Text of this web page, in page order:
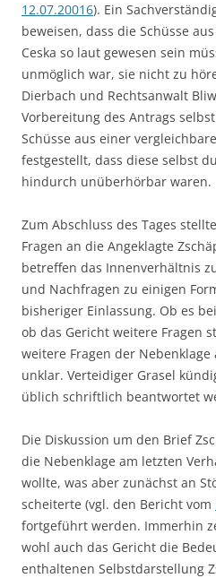
12.07.20016). Ein
beweisen, dass die Schüsse
Ceska so laut gewesen sein
unmöglich war, sie nicht zu
Dierbach und Rechtsanwalt
Vorbereitung des Antrags
Schüsse aus einer
festgestellt, dass diese selbst
hindurch unüberhörbar waren.
Zum Abschluss des Tages
Fragen an die Angeklagte
betreffen das Innenverhältnis
und Nachfragen zu einigen
bisheriger Einlassung. Ob es
ob das Gericht weitere Fragen
weitere Fragen der
unklar. Verteidiger Grasel
üblich schriftlich beantwortet
Die Diskussion um den Brief
die Nebenklage am letzten
wollte, was aber zunächst an
scheiterte (vgl. den Bericht vom
fortgeführt werden. Immerhin
wohl auch das Gericht die
enthaltenen Selbstdarstellung